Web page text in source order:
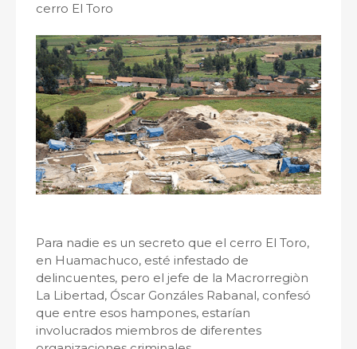
cerro El Toro
Para nadie es un secreto que el cerro El Toro,
en Huamachuco, esté infestado de
delincuentes, pero el jefe de la Macrorregiòn
La Libertad, Óscar Gonzáles Rabanal, confesó
que entre esos hampones, estarían
involucrados miembros de diferentes